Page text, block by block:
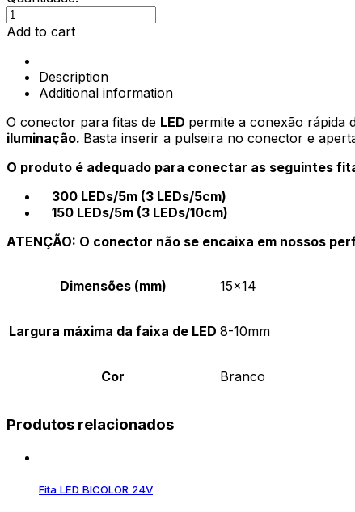
Conector
para
LED
10mm
Add to cart
Description
Additional information
O conector para fitas de LED permite a conexão rápida
iluminação. Basta inserir a pulseira no conector e
O produto é adequado para conectar as seguintes
300 LEDs/5m (3 LEDs/5cm)
150 LEDs/5m (3 LEDs/10cm)
ATENÇÃO: O conector não se encaixa em nossos
Dimensões (mm) 15×14
Largura máxima da faixa de LED 8-10mm
Cor Branco
Produtos relacionados
Fita LED BICOLOR 24V